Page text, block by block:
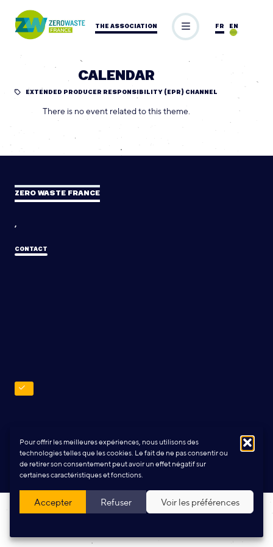
Pour offrir les meilleures expériences, nous utilisons des
technologies telles que les cookies. Le fait de ne pas consentir ou
de retirer son consentement peut avoir un effet négatif sur
certaines caractéristiques et fonctions.
Accepter Refuser Voir les préférences
THE ASSOCIATION EN
FR
CALENDAR
EXTENDED PRODUCER RESPONSIBILITY (EPR) CHANNEL
There is no event related to this theme.
ZERO WASTE FRANCE
,
CONTACT